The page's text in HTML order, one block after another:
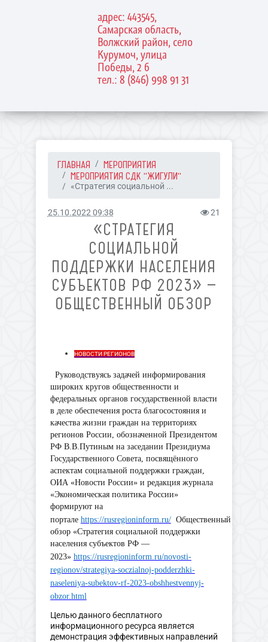
адрес: 443545,
Самарская область,
Волжский район, село
Курумоч, улица
Победы, 2 б
тел.: 8 (846) 998 91 31
ГЛАВНАЯ
МЕРОПРИЯТИЯ
МЕРОПРИЯТИЯ СДК "ЖИГУЛИ"
«Стратегия социальной ...
25.10.2022 09:38 21
«СТРАТЕГИЯ
СОЦИАЛЬНОЙ
ПОДДЕРЖКИ НАСЕЛЕНИЯ
СУБЪЕКТОВ РФ 2023» —
ОБЩЕСТВЕННЫЙ ОБЗОР
НОВОСТИ РЕГИОНОВ
Руководствуясь задачей информирования
широких кругов общественности и
федеральных органов государственной власти
в деле обеспечения роста благосостояния и
качества жизни граждан на территориях
регионов России, обозначенной Президентом
РФ В.В.Путиным на заседании Президиума
Государственного Совета, посвящённого
аспектам социальной поддержки граждан,
ОИА «Новости России» и редакция журнала
«Экономическая политика России»
формируют на
портале https://rusregioninform.ru/Общественный
обзор «Стратегия социальной поддержки
населения субъектов РФ —
2023» https://rusregioninform.ru/novosti-
regionov/strategiya-soczialnoj-podderzhki-
naseleniya-subektov-rf-2023-obshhestvennyj-
obzor.html
Целью данного бесплатного
информационного ресурса является
демонстрация эффективных направлений